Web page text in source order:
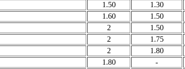
1.50 1.30
1.60 1.50
2 1.50
2 1.75
2 1.80
1.80 -